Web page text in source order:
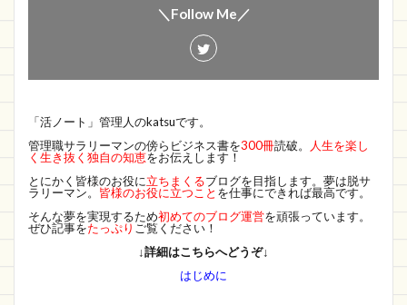
＼Follow Me／
「活ノート」管理人のkatsuです。
管理職サラリーマンの傍らビジネス書を300冊読破。
人生を楽し
く生き抜く独自の知恵をお伝えします！
とにかく皆様のお役に立ちまくるブログを目指します。夢は脱サ
ラリーマン。 皆様のお役に立つこと を仕事にできれば最高です。
そんな夢を実現するため初めてのブログ運営を頑張っています。
ぜひ記事をたっぷり ご覧ください！
↓詳細はこちらへどうぞ↓
はじめに